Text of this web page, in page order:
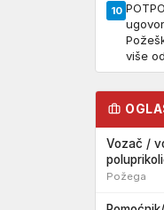
10
više
Vozač /
Požega